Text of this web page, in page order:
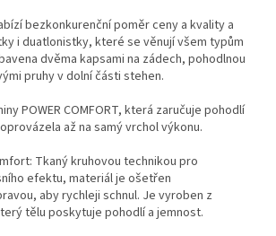
bezkonkurenční poměr ceny a kvality a
i duatlonistky, které se věnují všem typům
dvěma kapsami na zádech, pohodlnou
pruhy v dolní části stehen.
POWER COMFORT, která zaručuje pohodlí
až na samý vrchol výkonu.
Tkaný kruhovou technikou pro
efektu, materiál je ošetřen
aby rychleji schnul. Je vyroben z
tělu poskytuje pohodlí a jemnost.